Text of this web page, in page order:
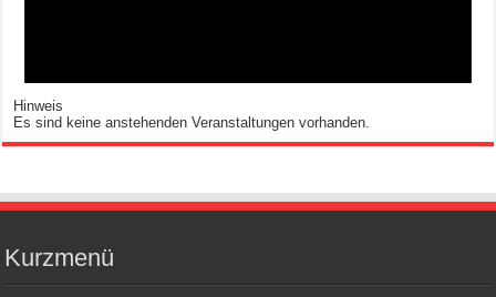
Hinweis
Es sind keine anstehenden Veranstaltungen vorhanden.
Kurzmenü